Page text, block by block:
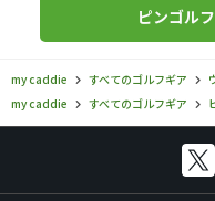
ピンゴル
my caddie すべてのゴルフギア
my caddie
すべてのゴルフギア